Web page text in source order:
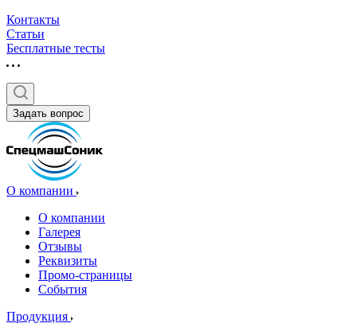
Контакты
Статьи
Бесплатные тесты
Задать вопрос
О компании
О компании
Галерея
Отзывы
Реквизиты
Промо-страницы
События
Продукция